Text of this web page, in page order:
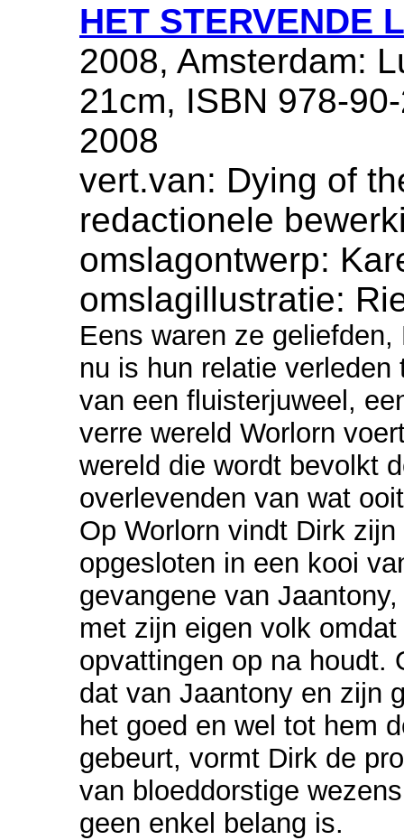
HET STERVENDE
2008, Amsterdam:
21cm, ISBN 978-
2008
vert.van: Dying of
redactionele
omslagontwerp:
omslagillustratie:
Eens waren ze
nu is hun relatie
van een fluisterjuweel,
verre wereld Worlorn
wereld die wordt bevolkt
overlevenden van wat
Op Worlorn vindt Dirk
opgesloten in een kooi
gevangene van
met zijn eigen volk
opvattingen op na houdt.
dat van Jaantony en zijn
het goed en wel tot hem
gebeurt, vormt Dirk de
van bloeddorstige
geen enkel belang is.